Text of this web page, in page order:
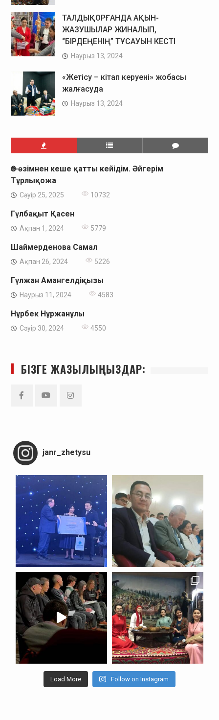
ТАЛДЫҚОРҒАНДА АҚЫН-
ЖАЗУШЫЛАР ЖИНАЛЫП,
“БІРДЕҢЕНІҢ” ТҰСАУЫН КЕСТІ
Наурыз 13, 2024
«Жетісу – кітап керуені» жобасы
жалғасуда
Наурыз 13, 2024
Өз-өзімнен кеше қатты кейідім. Әйгерім
Тұрлықожа
Сәуір 25, 2025 10732
Гүлбақыт Қасен
Ақпан 1, 2024 5779
Шаймерденова Самал
Ақпан 26, 2024 5226
Гүлжан Амангелдіқызы
Наурыз 11, 2024 4583
Нұрбек Нұржанұлы
Сәуір 30, 2024 4550
БІЗГЕ ЖАЗЫЛЫҢЫЗДАР:
janr_zhetysu
Load More Follow on Instagram